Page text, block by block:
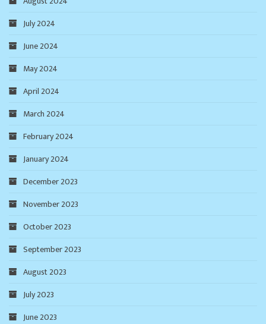
July 2024
June 2024
May 2024
April 2024
March 2024
February 2024
January 2024
December 2023
November 2023
October 2023
September 2023
August 2023
July 2023
June 2023